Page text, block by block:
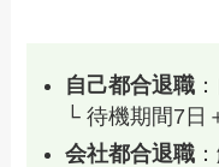
自己都合退職
└ 待機期間7日
会社都合退職